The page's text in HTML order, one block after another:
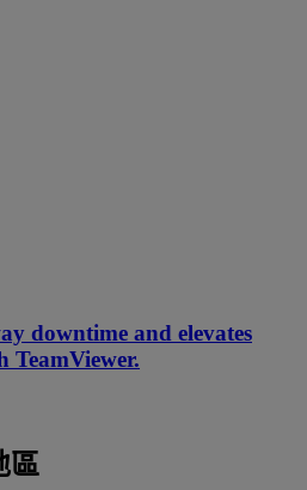
downtime and elevates
TeamViewer.
區